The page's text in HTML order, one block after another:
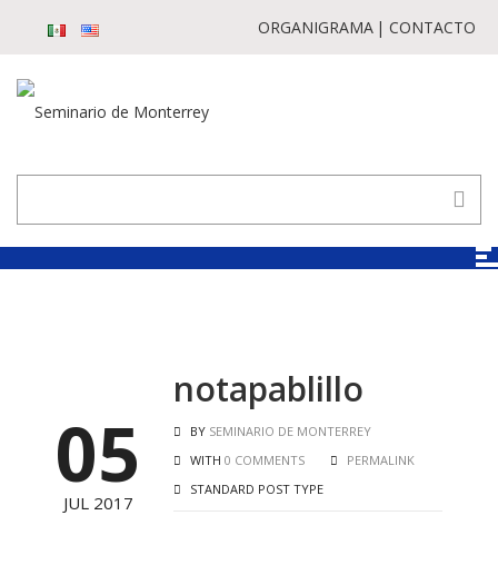
ORGANIGRAMA CONTACTO
05
JUL 2017
notapablillo
BY SEMINARIO DE MONTERREY
WITH 0 COMMENTS
PERMALINK
STANDARD POST TYPE